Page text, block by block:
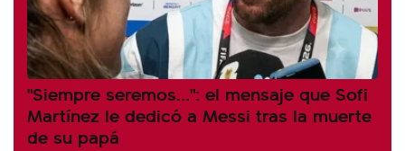
"Siempre seremos...": el mensaje que Sofi
Martínez le dedicó a Messi tras la muerte
de su papá